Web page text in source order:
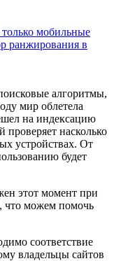
мобильные
ранжирования в
алгоритмы,
мир облетела
на индексацию
насколько
устройствах. От
будет
этот момент при
что можем помочь
соответствие
владельцы сайтов